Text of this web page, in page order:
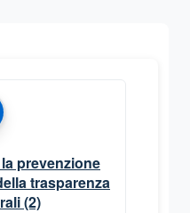
prevenzione
trasparenza
(2)